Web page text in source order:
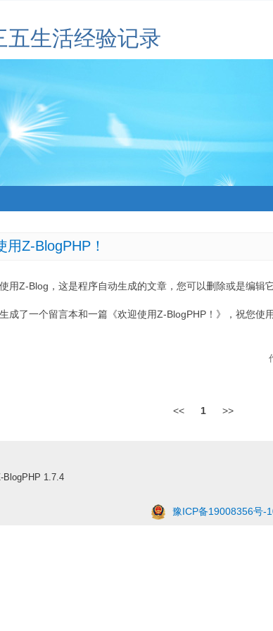
五生活经验记录
用Z-BlogPHP！
用Z-Blog，这是程序自动生成的文章，您可以删除或是编辑
成了一个留言本和一篇《欢迎使用Z-BlogPHP！》，祝您使
<< 1 >>
BlogPHP 1.7.4
豫ICP备19008356号-